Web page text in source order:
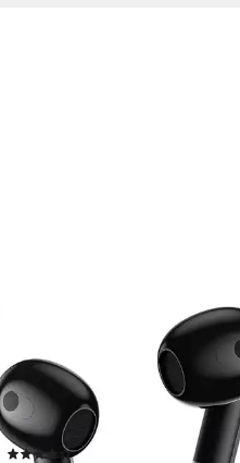
5.3, Kabellos Bluetooth 5.3, 20 std
Spielzeit Bluetooth-Kopfhörer
Funk
Verbindung
5.3 Bluetooth
(47)